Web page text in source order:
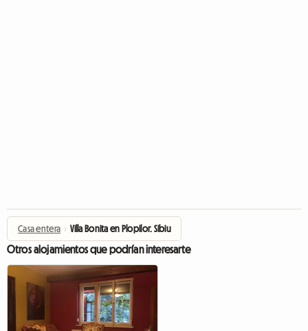
Casa entera › Villa Bonita en Plopilor. Sibiu
Otros alojamientos que podrían interesarte